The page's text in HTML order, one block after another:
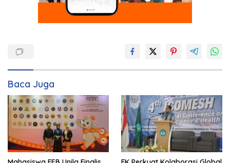
Baca Juga